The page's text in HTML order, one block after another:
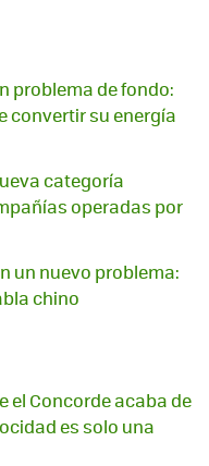
problema de fondo:
convertir su energía
categoría
operadas por
un nuevo problema:
chino
el Concorde acaba de
es solo una